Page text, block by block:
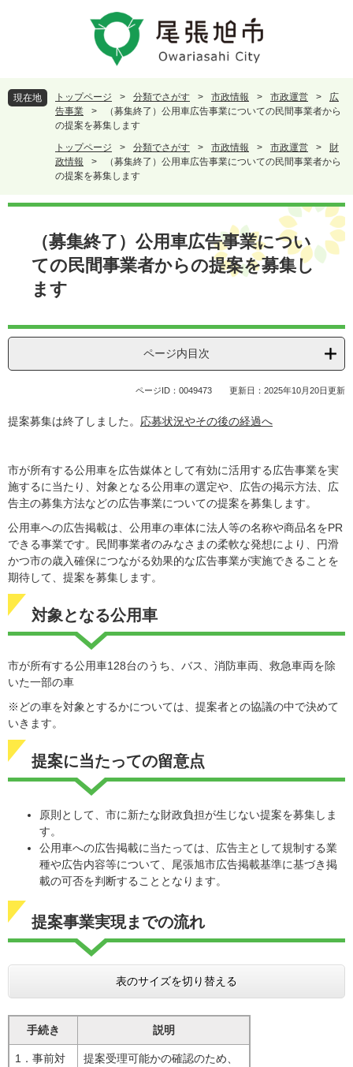
頭
で
飛
ば
現在地 トップページ > 分類でさがす > 市政情報 > 市政運営 >
広
告事業
>
（募集終了）公用車広告事業についての民間事業者から
の提案を募集します
トップページ
> 分類でさがす > 市政情報 > 市政運営 >
財
政情報
>
（募集終了）公用車広告事業についての民間事業者から
の提案を募集します
本
（募集終了）公用車広告事業につい
ての民間事業者からの提案を募集し
ます
ページ内目次
ページID：0049473 更新日：2025年10月20日更新
提案募集は終了しました。 応募状況やその後の経過へ
市が所有する公用車を広告媒体として有効に活用する広告事業を実
施するに当たり、対象となる公用車の選定や、広告の掲示方法、広
告主の募集方法などの広告事業についての提案を募集します。
公用車への広告掲載は、公用車の車体に法人等の名称や商品名をPR
できる事業です。民間事業者のみなさまの柔軟な発想により、円滑
かつ市の歳入確保につながる効果的な広告事業が実施できることを
期待して、提案を募集します。
対象となる公用車
市が所有する公用車128台のうち、バス、消防車両、救急車両を除
いた一部の車
※どの車を対象とするかについては、提案者との協議の中で決めて
いきます。
提案に当たっての留意点
原則として、市に新たな財政負担が生じない提案を募集しま
す。
公用車への広告掲載に当たっては、広告主として規制する業
種や広告内容等について、尾張旭市広告掲載基準に基づき掲
載の可否を判断することとなります。
提案事業実現までの流れ
表のサイズを切り替える
手続き 説明
1．事前対
提案受理可能かの確認のため、